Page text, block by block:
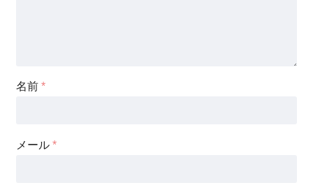
名前*
メール*